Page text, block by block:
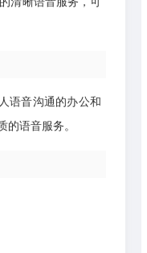
语音沟通的办公和
语音服务。